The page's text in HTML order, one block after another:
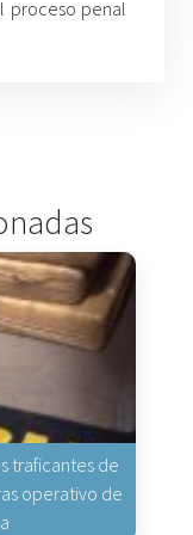
proceso penal
traficantes de
operativo de